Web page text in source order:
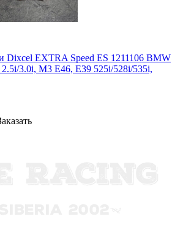
Dixcel EXTRA Speed ES 1211106 BMW
3.0i, M3 E46, E39 525i/528i/535i,